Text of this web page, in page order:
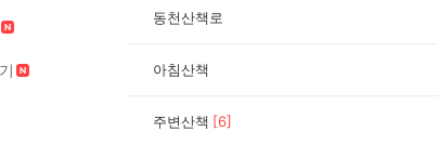
동천산책로
아침산책
주변산책 [6]